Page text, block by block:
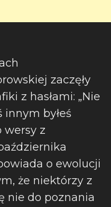
zaczęły
z hasłami: „Nie
innym byłeś
wersy z
o ewolucji
że niektórzy z
nie do poznania